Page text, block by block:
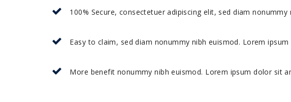
100% Secure, consectetuer adipiscing elit, sed diam nonummy
Easy to claim, sed diam nonummy nibh euismod. Lorem
More benefit nonummy nibh euismod. Lorem ipsum dolor sit